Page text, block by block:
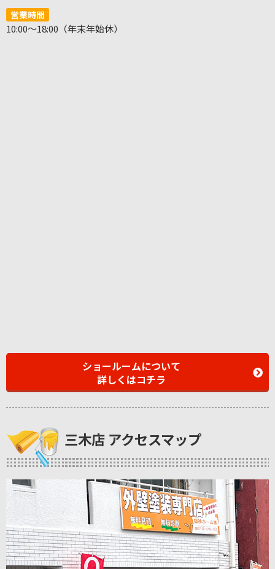
営業時間
10:00～18:00（年末年始休）
ショールームについて
詳しくはコチラ
三木店 アクセスマップ